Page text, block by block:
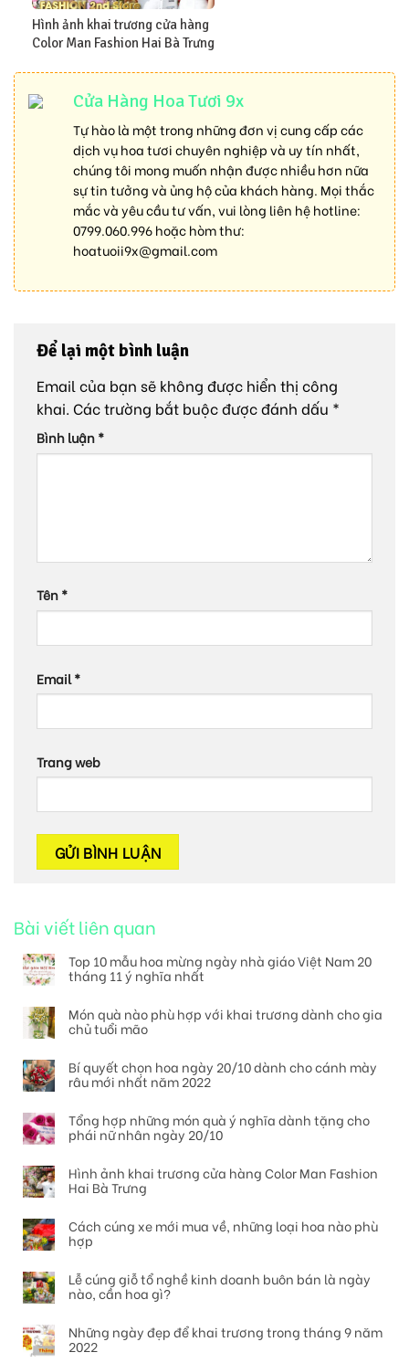
Hình ảnh khai trương cửa hàng
Color Man Fashion Hai Bà Trưng
Cửa Hàng Hoa Tươi 9x
Tự hào là một trong những đơn vị cung cấp các
dịch vụ hoa tươi chuyên nghiệp và uy tín nhất,
chúng tôi mong muốn nhận được nhiều hơn nữa
sự tin tưởng và ủng hộ của khách hàng. Mọi thắc
mắc và yêu cầu tư vấn, vui lòng liên hệ hotline:
0799.060.996hoặc hòm thư:
hoatuoii9x@gmail.com
Để lại một bình luận
Email của bạn sẽ không được hiển thị công
khai. Các trường bắt buộc được đánh dấu *
Bình luận*
Tên*
Email*
Trang web
Bài viết liên quan
Top 10 mẫu hoa mừng ngày nhà giáo Việt Nam 20
tháng 11 ý nghĩa nhất
Món quà nào phù hợp với khai trương dành cho gia
chủ tuổi mão
Bí quyết chọn hoa ngày 20/10 dành cho cánh mày
râu mới nhất năm 2022
Tổng hợp những món quà ý nghĩa dành tặng cho
phái nữ nhân ngày 20/10
Hình ảnh khai trương cửa hàng Color Man Fashion
Hai Bà Trưng
Cách cúng xe mới mua về, những loại hoa nào phù
hợp
Lễ cúng giỗ tổ nghề kinh doanh buôn bán là ngày
nào, cần hoa gì?
Những ngày đẹp để khai trương trong tháng 9 năm
2022